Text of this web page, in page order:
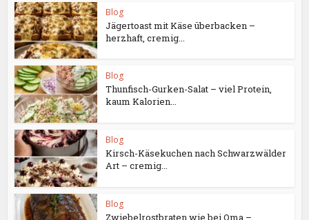
Blog
Jägertoast mit Käse überbacken –
herzhaft, cremig...
Blog
Thunfisch-Gurken-Salat – viel Protein,
kaum Kalorien...
Blog
Kirsch-Käsekuchen nach Schwarzwälder
Art – cremig...
Blog
Zwiebelrostbraten wie bei Oma –